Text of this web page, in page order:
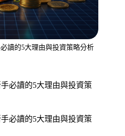
讀的5大理由與投資策略分析
必讀的5大理由與投資策
必讀的5大理由與投資策